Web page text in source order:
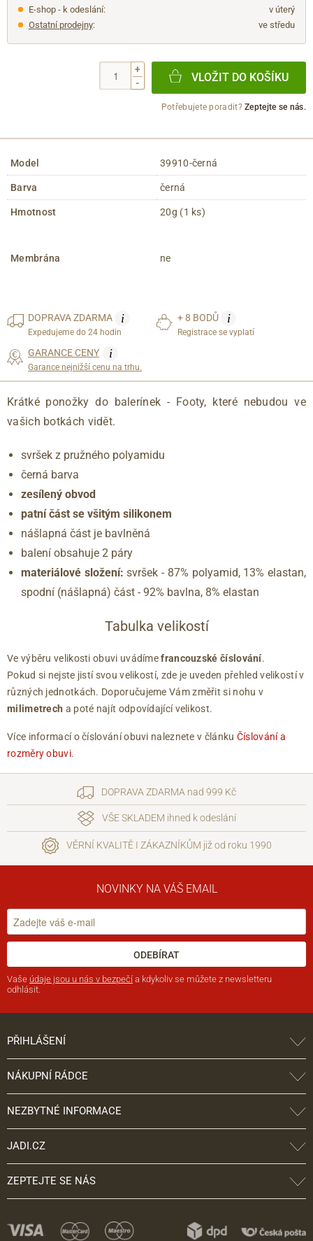
E-shop - k odeslání:
v úterý
Ostatní prodejny: ve středu
+
-
VLOŽIT DO KOŠÍKU
Potřebujete poradit?Zeptejte se nás.
Model 39910-černá
Barva černá
Hmotnost 20g (1 ks)
Membrána ne
DOPRAVAZDARMA i
Expedujeme do 24 hodin
+ 8 BODŮ i
Registrace se vyplatí
GARANCE CENY i
Garance nejnižší cenu na trhu.
Krátké ponožky do balerínek - Footy, které nebudou ve
vašich botkách vidět.
svršek z pružného polyamidu
černá barva
zesílený obvod
patní část se všitým silikonem
nášlapná část je bavlněná
balení obsahuje 2 páry
materiálové složení: svršek - 87% polyamid, 13% elastan,
spodní (nášlapná) část - 92% bavlna, 8% elastan
Tabulka velikostí
Ve výběru velikosti obuvi uvádímefrancouzské číslování.
Pokud si nejste jistí svou velikostí, zde je uveden přehled velikostí v
různých jednotkách. Doporučujeme Vám změřit si nohu v
milimetrech a poté najít odpovídající velikost.
Více informací o číslování obuvi naleznete v článku Číslování a
rozměry obuvi.
DOPRAVA ZDARMA nad 999 Kč
VŠE SKLADEM ihned k odeslání
VĚRNÍ KVALITĚ I ZÁKAZNÍKŮM již od roku 1990
NOVINKY NA VÁŠ EMAIL
ODEBÍRAT
Vaše údaje jsou u nás v bezpečí a kdykoliv se můžete z newsletteru
odhlásit.
PŘIHLÁŠENÍ
NÁKUPNÍ RÁDCE
NEZBYTNÉ INFORMACE
JADI.CZ
ZEPTEJTE SE NÁS